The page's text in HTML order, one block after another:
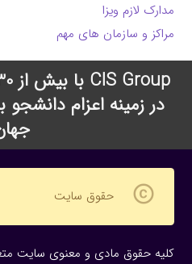
مدارک لازم ویزا
مراکز و سازمان های مهم
در زمینه اعزام
copyright حقوق سایت
کلیه حقوق مادی و معنوی سایت